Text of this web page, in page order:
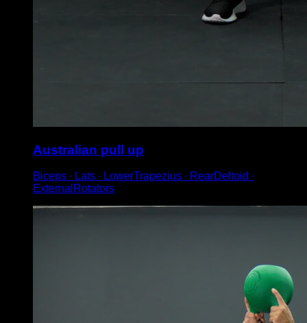
Australian pull up
Biceps ∙ Lats ∙ LowerTrapezius ∙ RearDeltoid ∙
ExternalRotators